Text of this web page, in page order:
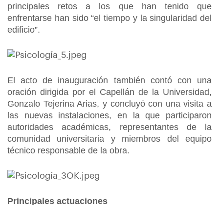
principales retos a los que han tenido que
enfrentarse han sido “el tiempo y la singularidad del
edificio”.
El acto de inauguración también contó con una
oración dirigida por el Capellán de la Universidad,
Gonzalo Tejerina Arias, y concluyó con una visita a
las nuevas instalaciones, en la que participaron
autoridades académicas, representantes de la
comunidad universitaria y miembros del equipo
técnico responsable de la obra.
Principales actuaciones